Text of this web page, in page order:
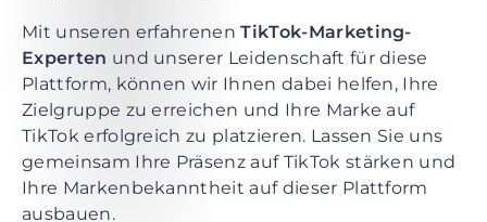
t
S
k
i
p
t
o
f
Mit unseren erfahrenenTikTok-Marketing-
Experten und unserer Leidenschaft für diese
Plattform, können wir Ihnen dabei helfen, Ihre
Zielgruppe zu erreichen und Ihre Marke auf
TikTok erfolgreich zu platzieren. Lassen Sie uns
gemeinsam Ihre Präsenz auf TikTok stärken und
Ihre Markenbekanntheit auf dieser Plattform
ausbauen.